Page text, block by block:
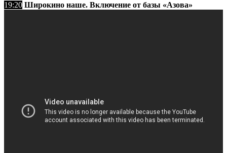
19:20 Широкино наше. Включение от базы «Азова»